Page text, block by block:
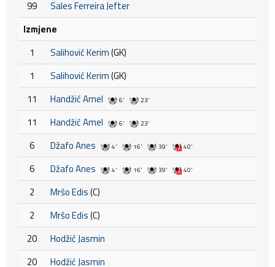
99
Sales Ferreira Jefter
Izmjene
1
Salihović Kerim(GK)
1
Salihović Kerim(GK)
11
Handžić Amel 6' 23'
11 Handžić Amel 6' 23'
6 Džafo Anes 4' 16' 39' 40'
6 Džafo Anes 4' 16' 39' 40'
2 Mršo Edis(C)
2
Mršo Edis(C)
20
Hodžić Jasmin
20
Hodžić Jasmin